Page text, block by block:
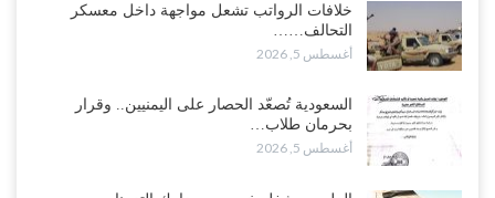
تعميد الشهادات يشعل غضباً واسعاً..!
أغسطس 5, 2026
العليمي يشغل خصومه بمعارك التعيينات.. وتحركات موازية للسيطرة على
ملفات المال والنفط..!
“تقرير“| الحظر البحري يعيد رسم خرائط الشحن إلى السعودية.. ناقلات
خلافات الرواتب تشعل مواجهة داخل معسكر
التحالف……
أغسطس 5, 2026
السعودية تُصعّد الحصار على اليمنيين.. وقرار
بحرمان طلاب…
أغسطس 5, 2026